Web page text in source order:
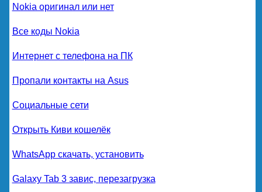
Nokia оригинал или нет
Все коды Nokia
Интернет с телефона на ПК
Пропали контакты на Asus
Социальные сети
Открыть Киви кошелёк
WhatsApp скачать, установить
Galaxy Tab 3 завис, перезагрузка